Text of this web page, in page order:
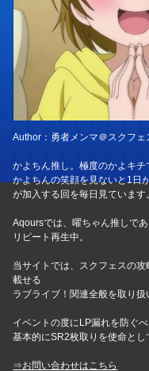
Author：勇者メンマ＠スクフェ
かよちん推し。極度のかよキチ
かよちんの笑顔を見ないと1日
が加入する回を毎日見ています
Aqoursでは、曜ちゃん推しで
リピート再生中。
当サイトでは、スクフェスの
載せる
ラブライブ！関連全般を取り扱
イベントの度にLP漏れを防ぐ
基本的にSR2枚取りを使命とし
⇒お問い合わせはこちら